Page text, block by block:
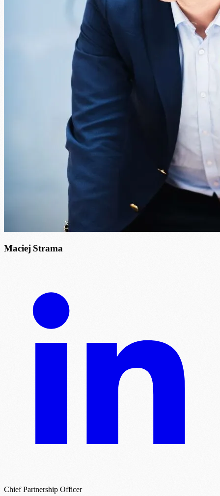
Maciej Strama
Chief Partnership Officer